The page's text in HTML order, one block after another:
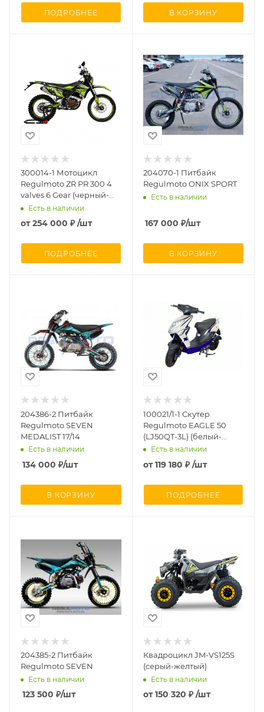
ПОДРОБНЕЕ В КОРЗИНУ
300014-1 Мотоцикл
Regulmoto ZR PR 300 4
valves 6 Gear (черный-
желтый)
Есть в наличии
от254 000 ₽ /шт
ПОДРОБНЕЕ
204070-1 Питбайк
Regulmoto ONIX SPORT
Есть в наличии
167 000 ₽/шт
В КОРЗИНУ
204386-2 Питбайк
Regulmoto SEVEN
MEDALIST 17/14
Есть в наличии
134 000 ₽/шт
В КОРЗИНУ
100021/1-1 Скутер
Regulmoto EAGLE 50
(LJ50QT-3L) (белый-
синий)
Есть в наличии
от119 180 ₽ /шт
ПОДРОБНЕЕ
204385-2 Питбайк
Regulmoto SEVEN
Есть в наличии
123 500 ₽/шт
Квадроцикл JM-VS125S
(серый-желтый)
Есть в наличии
от150 320 ₽ /шт